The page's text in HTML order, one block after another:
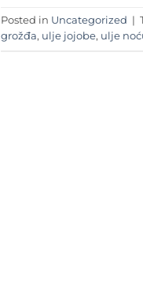
Posted in Uncategorized |
grožđa, ulje jojobe, ulje